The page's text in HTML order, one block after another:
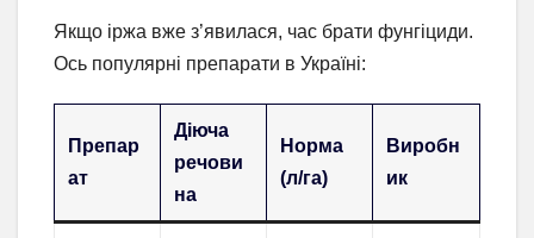
Якщо іржа вже з’явилася, час брати фунгіциди.
Ось популярні препарати в Україні:
Препар
ат
Діюча
речови
на
Норма
(л/га)
Виробн
ик